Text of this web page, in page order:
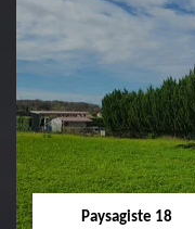
Paysagiste 18